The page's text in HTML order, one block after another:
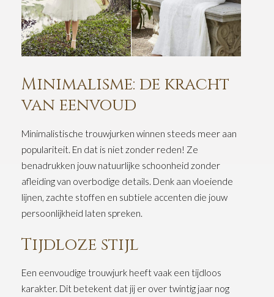
Minimalisme: de kracht
van eenvoud
Minimalistische trouwjurken winnen steeds meer aan
populariteit. En dat is niet zonder reden! Ze
benadrukken jouw natuurlijke schoonheid zonder
afleiding van overbodige details. Denk aan vloeiende
lijnen, zachte stoffen en subtiele accenten die jouw
persoonlijkheid laten spreken.
Tijdloze stijl
Een eenvoudige trouwjurk heeft vaak een tijdloos
karakter. Dit betekent dat jij er over twintig jaar nog